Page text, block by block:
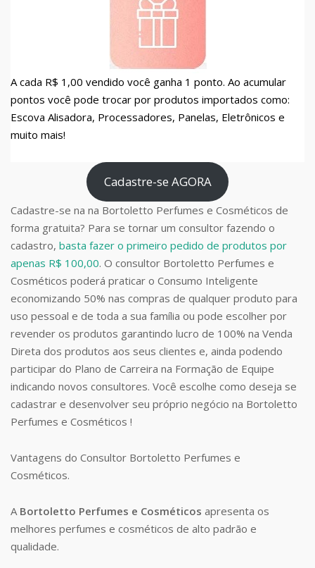
A cada R$ 1,00 vendido você ganha 1 ponto. Ao acumular
pontos você pode trocar por produtos importados como:
Escova Alisadora, Processadores, Panelas, Eletrônicos e
muito mais!
Cadastre-se AGORA
Cadastre-se na na Bortoletto Perfumes e Cosméticos de
forma gratuita? Para se tornar um consultor fazendo o
cadastro, basta fazer o primeiro pedido de produtos por
apenas R$ 100,00. O consultor Bortoletto Perfumes e
Cosméticos poderá praticar o Consumo Inteligente
economizando 50% nas compras de qualquer produto para
uso pessoal e de toda a sua família ou pode escolher por
revender os produtos garantindo lucro de 100% na Venda
Direta dos produtos aos seus clientes e, ainda podendo
participar do Plano de Carreira na Formação de Equipe
indicando novos consultores. Você escolhe como deseja se
cadastrar e desenvolver seu próprio negócio na Bortoletto
Perfumes e Cosméticos !
Vantagens do Consultor Bortoletto Perfumes e
Cosméticos.
A Bortoletto Perfumes e Cosméticos apresenta os
melhores perfumes e cosméticos de alto padrão e
qualidade.